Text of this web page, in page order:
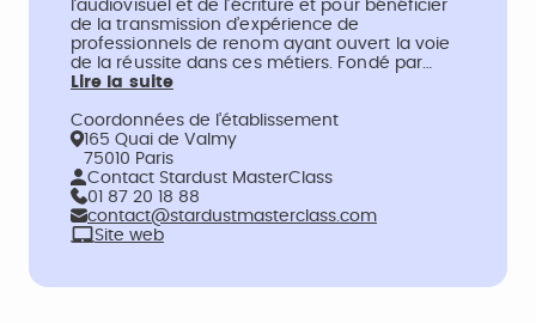
l’audiovisuel et de l’écriture et pour bénéficier
de la transmission d’expérience de
professionnels de renom ayant ouvert la voie
de la réussite dans ces métiers. Fondé par…
Lire la suite
Coordonnées de l’établissement
165 Quai de Valmy
75010 Paris
Contact Stardust MasterClass
01 87 20 18 88
contact@stardustmasterclass.com
Site web